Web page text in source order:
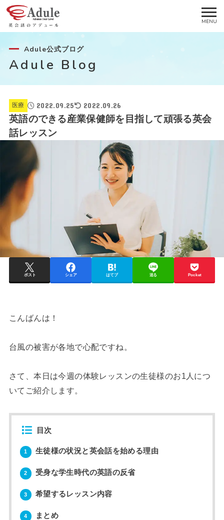
Adule公式ブログ
Adule Blog
医療 2022.09.25 2022.09.26
英語のできる産業保健師を目指して頑張る英会
話レッスン
ポスト シェア はてブ 送る Pocket
こんばんは！
台風の被害が各地で心配ですね。
さて、本日は今週の体験レッスンの生徒様のお1人につ
いてご紹介します。
目次
1 生徒様の状況と英会話を始める理由
2 受身な学生時代の英語の反省
3 希望するレッスン内容
4 まとめ